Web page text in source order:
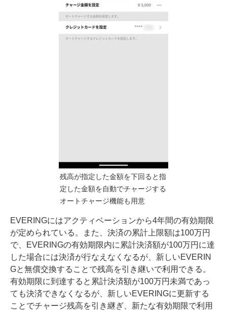
残高が指定した金額を下回ると指
定した金額を自動でチャージする
オートチャージ機能も用意
EVERINGにはアクティベーションから4年間の有効期限
が定められている。また、決済の累計上限額は100万円
で、EVERINGの有効期限内に累計決済額が100万円に達
した場合には決済が行なえなくなるが、新しいEVERIN
Gと無償交換することで残高を引き継いで利用できる。
有効期限に到達すると累計決済額が100万円未満であっ
ても決済できなくなるが、新しいEVERINGに更新する
ことでチャージ残高を引き継ぎ、新たな有効期限で利用